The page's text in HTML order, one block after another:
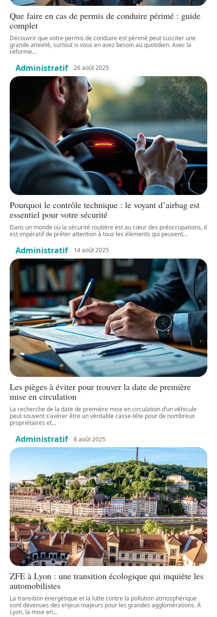
Que faire en cas de permis de conduire périmé : guide
complet
Découvrir que votre permis de conduire est périmé peut susciter une
grande anxiété, surtout si vous en avez besoin au quotidien. Avec la
réforme…
Administratif 26 août 2025
Pourquoi le contrôle technique : le voyant d’airbag est
essentiel pour votre sécurité
Dans un monde où la sécurité routière est au cœur des préoccupations, il
est impératif de prêter attention à tous les éléments qui peuvent…
Administratif 14 août 2025
Les pièges à éviter pour trouver la date de première
mise en circulation
La recherche de la date de première mise en circulation d’un véhicule
peut souvent s’avérer être un véritable casse-tête pour de nombreux
propriétaires et…
Administratif 8 août 2025
ZFE à Lyon : une transition écologique qui inquiète les
automobilistes
La transition énergétique et la lutte contre la pollution atmosphérique
sont devenues des enjeux majeurs pour les grandes agglomérations. À
Lyon, la mise en…